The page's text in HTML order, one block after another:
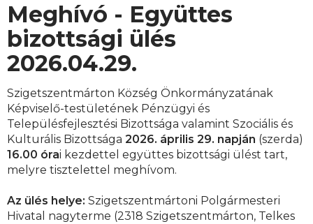
Meghívó - Együttes
bizottsági ülés
2026.04.29.
Szigetszentmárton Község Önkormányzatának
Képviselő-testületének Pénzügyi és
Településfejlesztési Bizottsága valamint Szociális és
Kulturális Bizottsága 2026. április 29. napján (szerda)
16.00 órai kezdettel együttes bizottsági ülést tart,
melyre tisztelettel meghívom.
Az ülés helye: Szigetszentmártoni Polgármesteri
Hivatal nagyterme (2318 Szigetszentmárton, Telkes